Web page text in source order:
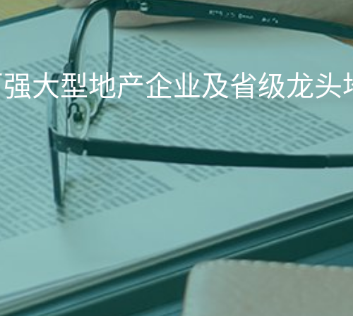
大型地产企业及省级龙头